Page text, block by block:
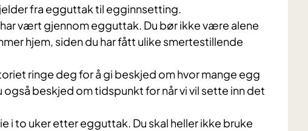
fra egguttak til egginnsetting.
vært gjennom egguttak. Du bør ikke være alene
hjem, siden du har fått ulike smertestillende
ringe deg for å gi beskjed om hvor mange egg
beskjed om tidspunkt for når vi vil sette inn det
i to uker etter egguttak. Du skal heller ikke bruke